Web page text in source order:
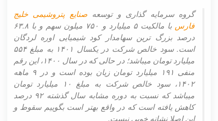
گروه سرمایه گذاری و توسعهصنایع پتروشیمی خلیج
فارس
با مالکیت ۵ میلیارد و ۷۵۰ میلون سهم و با ۶۳.۸
درصد بزرگ ترین سهامدار کود شیمیایی اوره لردگان
است. سود خالص شرکت در یکسال ۱۴۰۱ به مبلغ ۵۵۴
میلیارد تومان میباشد؛ در حالی که در سال ۱۴۰۰، این رقم
منفی ۱۹۱ میلیارد تومان زیان بوده است و در ۹ ماهه
۱۴۰۲، سود خالص شرکت به مبلغ ۱۰ میلیارد تومان
میباشد که نسبت به دوره مشابه سال گذشته ۹۲ درصد
کاهش یافته است که در واقع بهتر است بگوییم سقوط و
این اصلا نشانه خوبی نیست.